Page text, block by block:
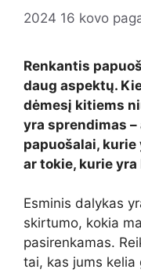
2024 16 kovo
Renkantis
daug aspektų.
dėmesį kitiems
yra sprendimas
papuošalai,
ar tokie, kurie
Esminis dalykas
skirtumo, kokia
pasirenkamas.
tai, kas jums kelia